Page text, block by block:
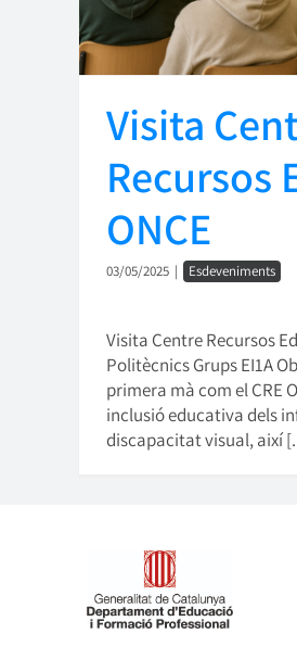
Visita
Recursos
ONCE
03/05/2025 | Esdeveniments
Visita Centre Recursos
Politècnics Grups EI1A
primera mà com el CRE
inclusió educativa dels
discapacitat visual, així